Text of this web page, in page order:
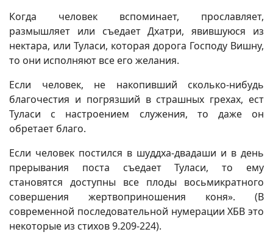
Когда человек вспоминает, прославляет,
размышляет или съедает Дхатри, явившуюся из
нектара, или Туласи, которая дорога Господу Вишну,
то они исполняют все его желания.
Если человек, не накопивший сколько-нибудь
благочестия и погрязший в страшных грехах, ест
Туласи с настроением служения, то даже он
обретает благо.
Если человек постился в шуддха-двадаши и в день
прерывания поста съедает Туласи, то ему
становятся доступны все плоды восьмикратного
совершения жертвоприношения коня». (В
современной последовательной нумерации ХБВ это
некоторые из стихов 9.209-224).